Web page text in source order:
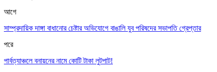
আগে
সাম্প্রদায়িক দাঙ্গা বাধানোর চেষ্টার অভিযোগে বাঙালি যুব পরিষদের সভাপতি গ্রেপ্তার
পরে
পার্বত্যাঞ্চলে বনায়নের নামে কোটি টাকা লুটপাট!